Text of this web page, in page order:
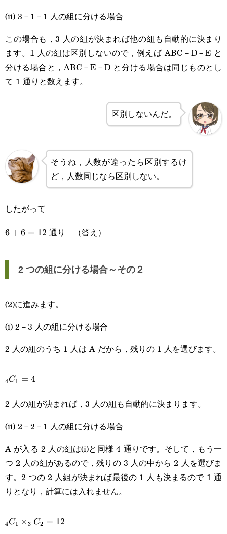
(ii) 3－1－1 人の組に分ける場合
この場合も，3 人の組が決まれば他の組も自動的に決まり
ます。1 人の組は区別しないので，例えば ABC－D－E と
分ける場合と，ABC－E－D と分ける場合は同じものとし
て 1 通りと数えます。
区別しないんだ。
そうね，人数が違ったら区別するけ
ど，人数同じなら区別しない。
したがって
6+6=12
6 + 6 = 12 通り （答え）
2 つの組に分ける場合～その２
(2)に進みます。
(i) 2－3 人の組に分ける場合
2 人の組のうち 1 人は A だから，残りの 1 人を選びます。
_4C_1=4
4C1 = 4
2 人の組が決まれば，3 人の組も自動的に決まります。
(ii) 2－2－1 人の組に分ける場合
A が入る 2 人の組は(i)と同様 4 通りです。そして，もう一
つ 2 人の組があるので，残りの 3 人の中から 2 人を選びま
す。2 つの 2 人組が決まれば最後の 1 人も決まるので 1 通
りとなり，計算には入れません。
_4C_1\times_3C_2=12
4C1 ×3 C2 = 12